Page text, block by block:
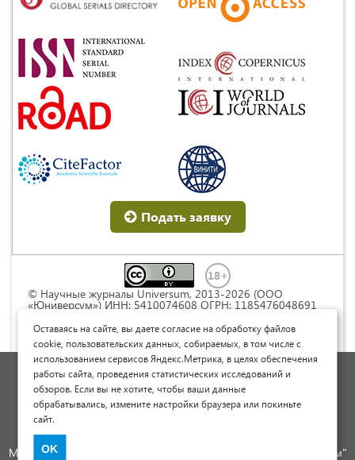
Подать заявку
© Научные журналы Universum, 2013-2026 (ООО
«Юниверсум») ИНН: 5410074608 ОГРН: 1185476048691
Commons « Attribution» («Атрибуция») 4.0
Непортированная
Политика обработки персональных данных
Договор оферты
Опубликовать научную статью
Международный научно-исследовательский журнал "Юниверсум"
Оставаясь на сайте, вы даете согласие на обработку файлов
cookie, пользовательских данных, собираемых, в том числе с
использованием сервисов Яндекс.Метрика, в целях обеспечения
работы сайта, проведения статистических исследований и
обзоров. Если вы не хотите, чтобы ваши данные
обрабатывались, измените настройки браузера или покиньте
сайт.
OK